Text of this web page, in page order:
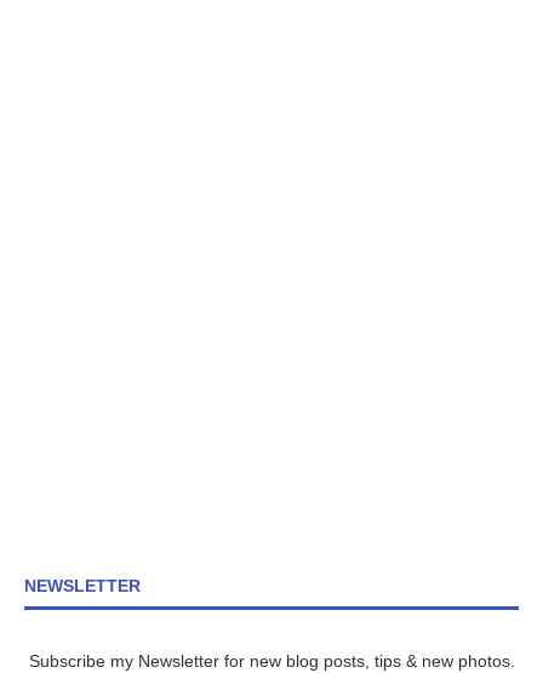
NEWSLETTER
Subscribe my Newsletter for new blog posts, tips & new photos.